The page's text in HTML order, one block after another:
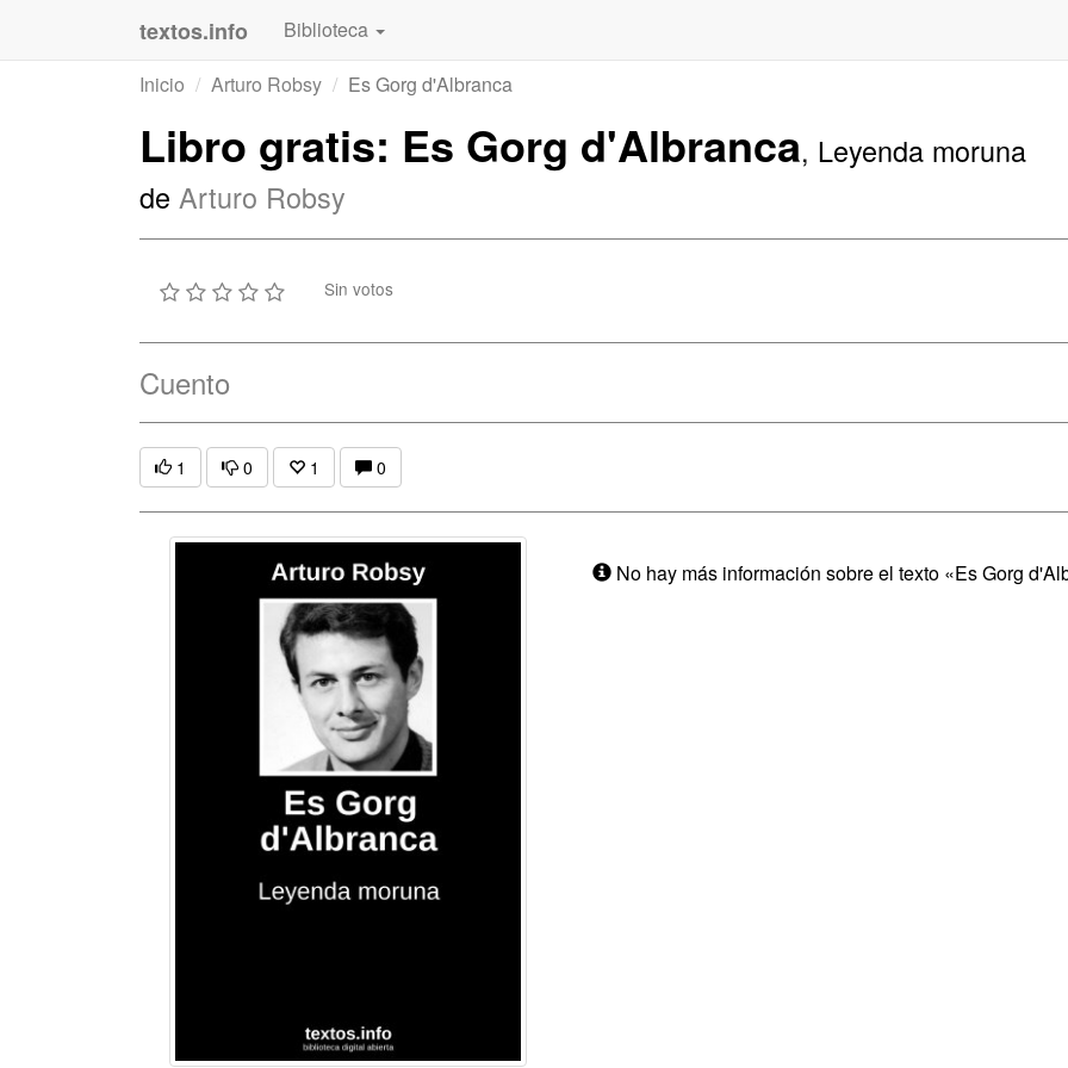
textos.info Biblioteca
Inicio
Arturo Robsy Es Gorg d'Albranca
Libro gratis: Es Gorg d'Albranca, Leyenda moruna
de Arturo Robsy
Sin votos
Cuento
1 0 1 0
No hay más información sobre el texto «Es Gorg